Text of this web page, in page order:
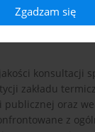
Zgadzam się
ewaluacja
konsultacji
zakładu
oraz
z